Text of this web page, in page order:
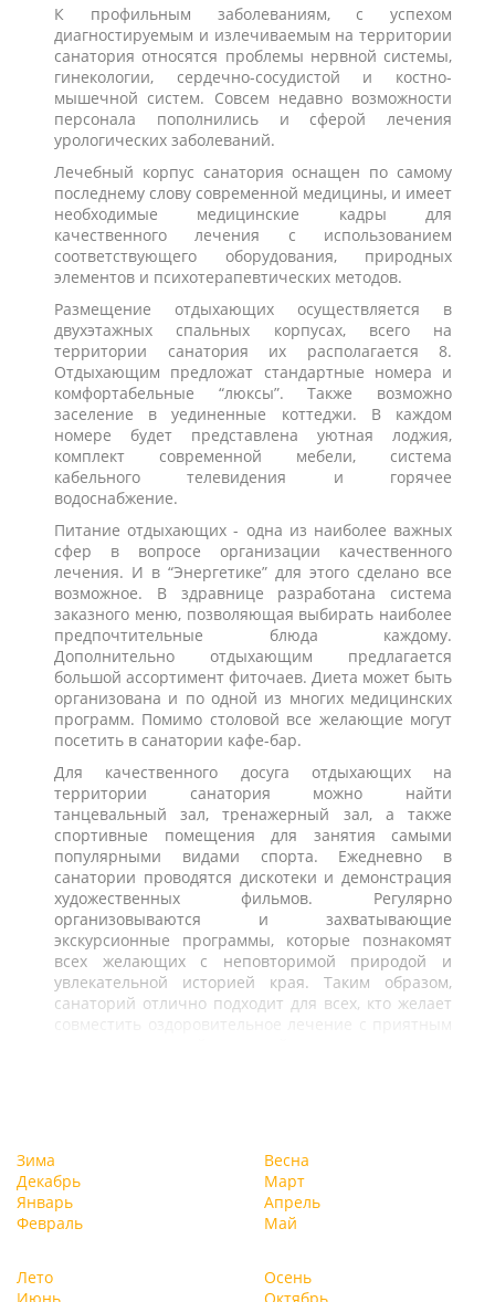
К профильным заболеваниям, с успехом
диагностируемым и излечиваемым на территории
санатория относятся проблемы нервной системы,
гинекологии, сердечно-сосудистой и костно-
мышечной систем. Совсем недавно возможности
персонала пополнились и сферой лечения
урологических заболеваний.
Лечебный корпус санатория оснащен по самому
последнему слову современной медицины, и имеет
необходимые медицинские кадры для
качественного лечения с использованием
соответствующего оборудования, природных
элементов и психотерапевтических методов.
Размещение отдыхающих осуществляется в
двухэтажных спальных корпусах, всего на
территории санатория их располагается 8.
Отдыхающим предложат стандартные номера и
комфортабельные “люксы”. Также возможно
заселение в уединенные коттеджи. В каждом
номере будет представлена уютная лоджия,
комплект современной мебели, система
кабельного телевидения и горячее
водоснабжение.
Питание отдыхающих - одна из наиболее важных
сфер в вопросе организации качественного
лечения. И в “Энергетике” для этого сделано все
возможное. В здравнице разработана система
заказного меню, позволяющая выбирать наиболее
предпочтительные блюда каждому.
Дополнительно отдыхающим предлагается
большой ассортимент фиточаев. Диета может быть
организована и по одной из многих медицинских
программ. Помимо столовой все желающие могут
посетить в санатории кафе-бар.
Для качественного досуга отдыхающих на
территории санатория можно найти
танцевальный зал, тренажерный зал, а также
спортивные помещения для занятия самыми
популярными видами спорта. Ежедневно в
санатории проводятся дискотеки и демонстрация
художественных фильмов. Регулярно
организовываются и захватывающие
экскурсионные программы, которые познакомят
всех желающих с неповторимой природой и
увлекательной историей края. Таким образом,
санаторий отлично подходит для всех, кто желает
совместить оздоровительное лечение с приятным
Зима
Декабрь
Январь
Февраль
Весна
Март
Апрель
Май
Лето
Осень